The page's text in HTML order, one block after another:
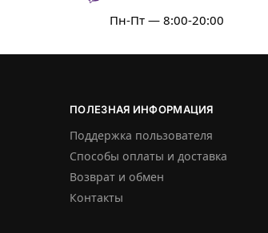
Пн-Пт — 8:00-20:00
ПОЛЕЗНАЯ ИНФОРМАЦИЯ
Поддержка пользователя
Способы оплаты и доставка
Возврат и обмен
Контакты